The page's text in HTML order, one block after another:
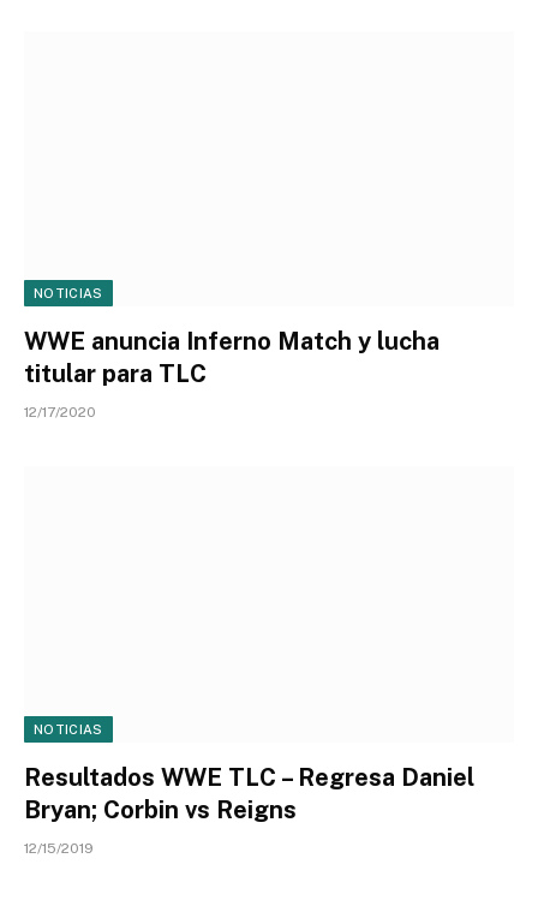
NOTICIAS
WWE anuncia Inferno Match y lucha
titular para TLC
12/17/2020
NOTICIAS
Resultados WWE TLC – Regresa Daniel
Bryan; Corbin vs Reigns
12/15/2019